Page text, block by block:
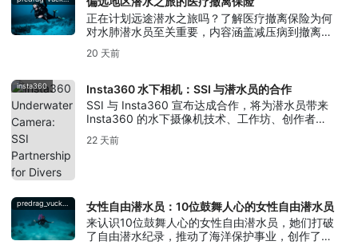
正在计划远途潜水之旅吗？了解医疗撤离保险为何
对水肺潜水员至关重要，内容涵盖减压病到撤离支
20 天前
insta360
Insta360 水下相机：SSI 与潜水员的合作
SSI 与 Insta360 宣布达成合作，将为潜水员带来
Insta360 的水下摄像机技术、工作坊、创作者活
22 天前
predrag_vuckovic
女性自由潜水员：10位鼓舞人心的女性自由潜水员
来认识10位鼓舞人心的女性自由潜水员，她们打破
了自由潜水纪录，推动了海洋保护事业，创作了水